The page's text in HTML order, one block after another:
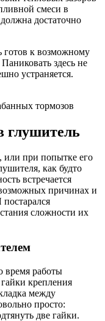
смеси в
достаточно
готов к возможному
здесь не
устраняется.
тормозов
глушитель
или при попытке его
как будто
встречается
причинах и
сложности их
время работы
крепления
между
просто:
две гайки.